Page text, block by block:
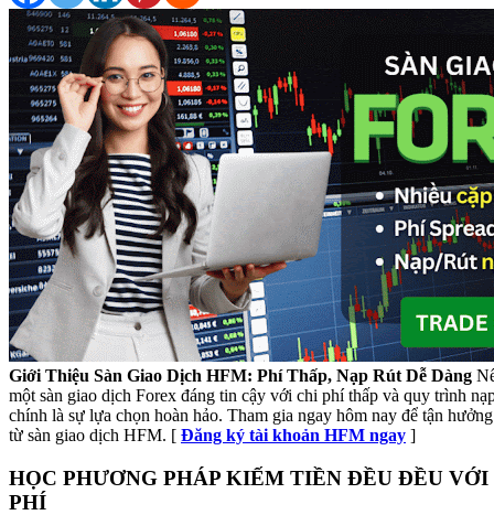
Giới Thiệu Sàn Giao Dịch HFM: Phí Thấp, Nạp Rút Dễ Dàng
một sàn giao dịch Forex đáng tin cậy với chi phí thấp và quy trình
chính là sự lựa chọn hoàn hảo. Tham gia ngay hôm nay để tận
từ sàn giao dịch HFM. [ Đăng ký tài khoản HFM ngay ]
HỌC PHƯƠNG PHÁP KIẾM TIỀN ĐỀU ĐỀU
PHÍ